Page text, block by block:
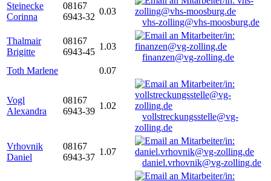
Steinecke
Corinna
08167
6943-32
0.03
vhs-zolling@vhs-moosburg.de
Thalmair
Brigitte
08167
6943-45
1.03
finanzen@vg-zolling.de
Toth Marlene
0.07
Vogl
Alexandra
08167
6943-39
1.02
vollstreckungsstelle@vg-
zolling.de
Vrhovnik
Daniel
08167
6943-37
1.07
daniel.vrhovnik@vg-zolling.de